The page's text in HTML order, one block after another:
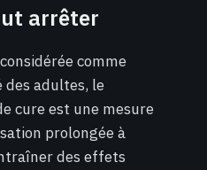
arrêter
comme
adultes, le
cure est une mesure
prolongée à
des effets